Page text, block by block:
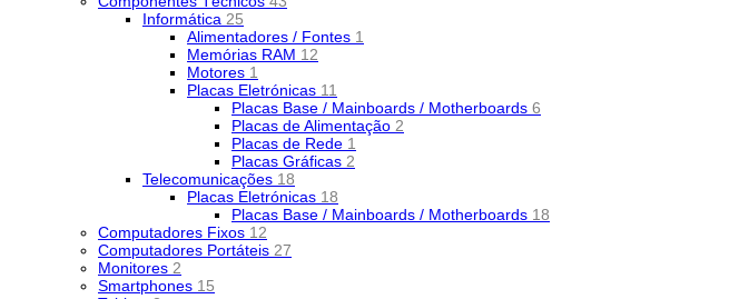
Informática 25
Alimentadores / Fontes 1
Memórias RAM 12
Motores 1
Placas Eletrónicas 11
Placas Base / Mainboards / Motherboards 6
Placas de Alimentação 2
Placas de Rede 1
Placas Gráficas 2
Telecomunicações 18
Placas Eletrónicas 18
Placas Base / Mainboards / Motherboards 18
Computadores Fixos 12
Computadores Portáteis 27
Monitores 2
Smartphones 15